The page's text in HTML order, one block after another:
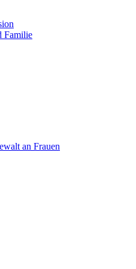
Familie
an Frauen